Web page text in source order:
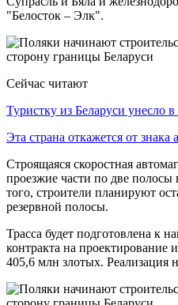
"Белосток – Элк".
Сейчас читают
Туристку из Беларуси унесло
Эта страна откажется от
Строящаяся скоростная
проезжие части по две
того, строители планируют
резервной полосы.
Трасса будет подготовлена ​​к
контракта на проектирование
405,6 млн злотых. Реализация